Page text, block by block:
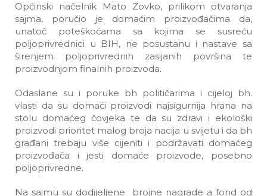
Općinski načelnik Mato Zovko, prilikom otvaranja
sajma, poručio je domaćim proizvođačima da,
unatoč poteškoćama sa kojima se susreću
poljoprivrednici u BIH, ne posustanu i nastave sa
širenjem poljoprivrednih zasijanih površina te
proizvodnjom finalnih proizvoda.
Odaslane su i poruke bh političarima i cijeloj bh.
vlasti da su domaći proizvodi najsigurnija hrana na
stolu domaćeg čovjeka te da su zdravi i ekološki
proizvodi prioritet malog broja nacija u svijetu i da bh
građani trebaju više cijeniti i podržavati domaćeg
proizvođača i jesti domaće proizvode, posebno
poljoprivredne.
Na sajmu su dodijeljene brojne nagrade a fond od